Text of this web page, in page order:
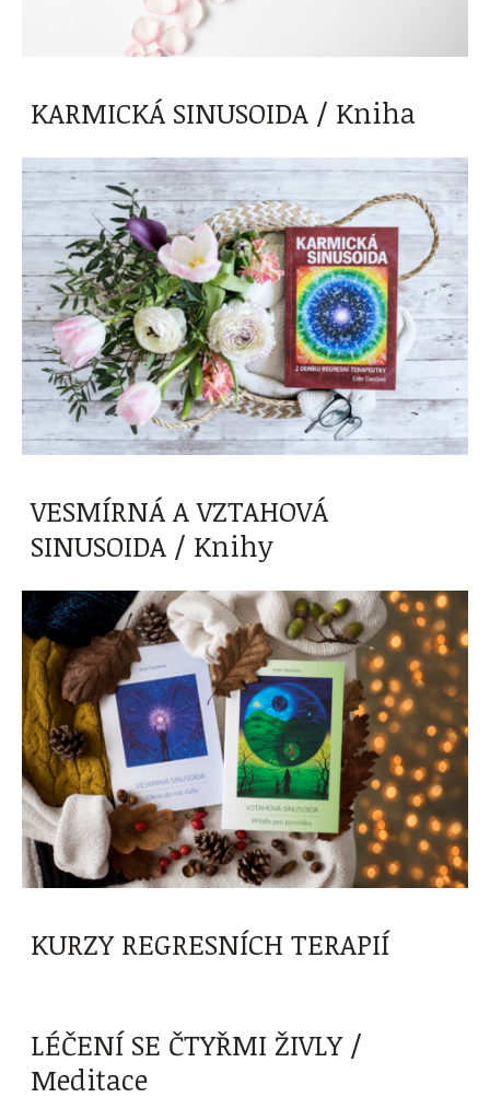
KARMICKÁ SINUSOIDA / Kniha
VESMÍRNÁ A VZTAHOVÁ
SINUSOIDA / Knihy
KURZY REGRESNÍCH TERAPIÍ
LÉČENÍ SE ČTYŘMI ŽIVLY /
Meditace